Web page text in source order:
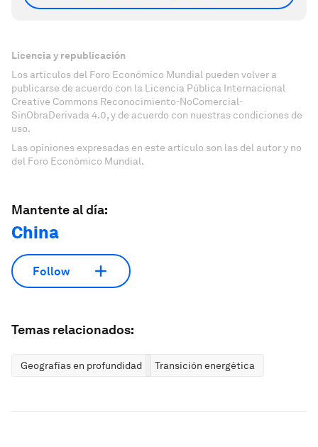
Licencia y republicación
Los artículos del Foro Económico Mundial pueden volver a
publicarse de acuerdo con la Licencia Pública Internacional
Creative Commons Reconocimiento-NoComercial-
SinObraDerivada 4.0, y de acuerdo con nuestras condiciones de
uso.
Las opiniones expresadas en este artículo son las del autor y no
del Foro Económico Mundial.
Mantente al día:
China
Follow
Temas relacionados:
Geografías en profundidad Transición energética